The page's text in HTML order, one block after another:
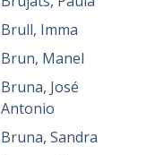
Brull, Imma
Brun, Manel
Bruna, José
Antonio
Bruna, Sandra